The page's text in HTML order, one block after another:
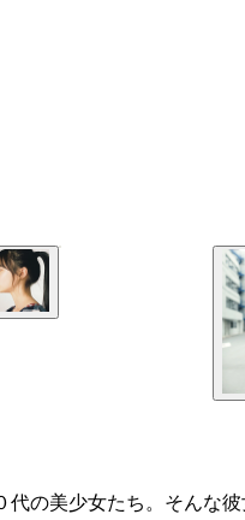
の美少女たち。そんな